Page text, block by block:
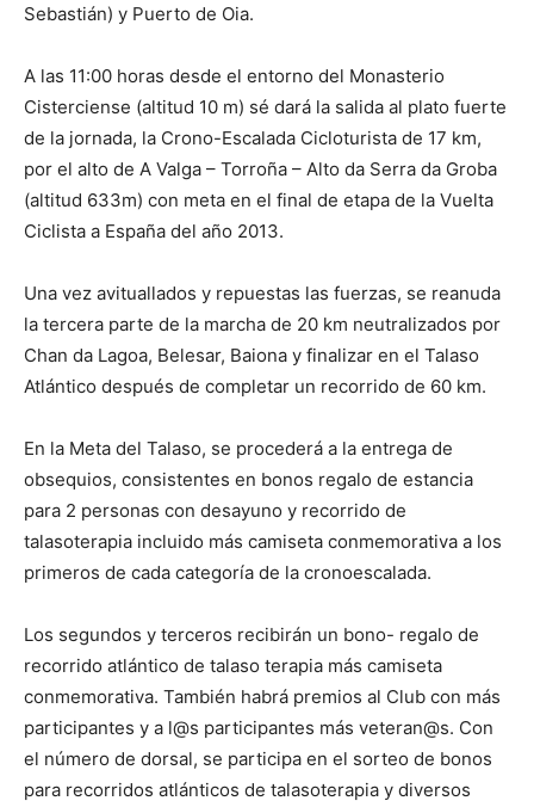
Sebastián) y Puerto de Oia.
A las 11:00 horas desde el entorno del Monasterio
Cisterciense (altitud 10 m) sé dará la salida al plato fuerte
de la jornada, la Crono-Escalada Cicloturista de 17 km,
por el alto de A Valga – Torroña – Alto da Serra da Groba
(altitud 633m) con meta en el final de etapa de la Vuelta
Ciclista a España del año 2013.
Una vez avituallados y repuestas las fuerzas, se reanuda
la tercera parte de la marcha de 20 km neutralizados por
Chan da Lagoa, Belesar, Baiona y finalizar en el Talaso
Atlántico después de completar un recorrido de 60 km.
En la Meta del Talaso, se procederá a la entrega de
obsequios, consistentes en bonos regalo de estancia
para 2 personas con desayuno y recorrido de
talasoterapia incluido más camiseta conmemorativa a los
primeros de cada categoría de la cronoescalada.
Los segundos y terceros recibirán un bono- regalo de
recorrido atlántico de talaso terapia más camiseta
conmemorativa. También habrá premios al Club con más
participantes y a l@s participantes más veteran@s. Con
el número de dorsal, se participa en el sorteo de bonos
para recorridos atlánticos de talasoterapia y diversos